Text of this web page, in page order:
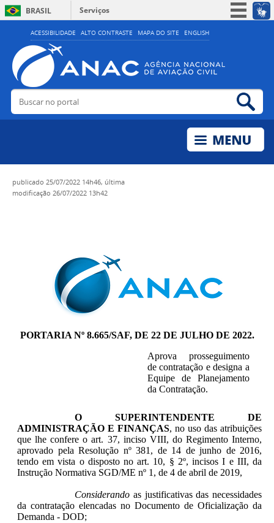
ACESSIBILIDADE ALTO CONTRASTE MAPA DO SITE ENGLISH
BRASIL
Serviços
Simplifique!
Acesso à informação
Legislação
Buscar no portal
publicado 25/07/2022 14h46, última
modificação 26/07/2022 13h42
PORTARIA Nº 8.665/SAF, DE 22 DE JULHO DE 2022.
Aprova prosseguimento
de contratação e designa a
Equipe de Planejamento
da Contratação.
O SUPERINTENDENTE DE
ADMINISTRAÇÃO E FINANÇAS, no uso das atribuições
que lhe confere o art. 37, inciso VIII, do Regimento Interno,
aprovado pela Resolução nº 381, de 14 de junho de 2016,
tendo em vista o disposto no art. 10, § 2º, incisos I e III, da
Instrução Normativa SGD/ME nº 1, de 4 de abril de 2019,
Considerando as justificativas das necessidades
da contratação elencadas no Documento de Oficialização da
Demanda - DOD;